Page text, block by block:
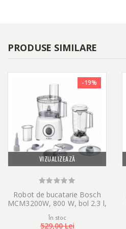
PRODUSE SIMILARE
VIZUALIZEAZĂ
-19%
Robot de bucatarie Bosch
MCM3200W, 800 W, bol 2.3 l,
blender 1 l, 2 viteze, Alb/Gri
În stoc
529,00 Lei